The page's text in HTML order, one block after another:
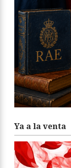
Ya a la venta